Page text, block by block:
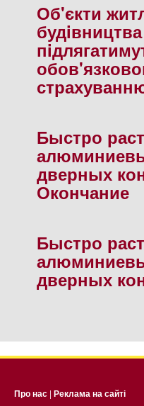
Об'єкти
будiвництва
Быстро
дверных
Окончание
Быстро
дверных
Про нас | Реклама на сайті